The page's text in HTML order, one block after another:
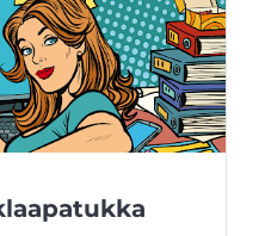
energiapolitiikassa.